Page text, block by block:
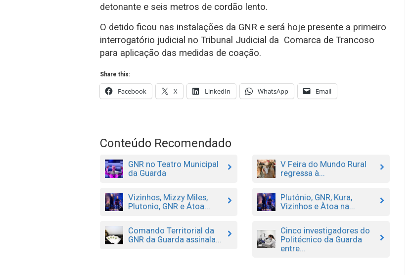
detonante e seis metros de cordão lento.
O detido ficou nas instalações da GNR e será hoje presente a primeiro
interrogatório judicial no Tribunal Judicial da Comarca de Trancoso
para aplicação das medidas de coação.
Share this:
Facebook X LinkedIn WhatsApp Email
Conteúdo Recomendado
GNR no Teatro Municipal
da Guarda
V Feira do Mundo Rural
regressa à...
Vizinhos, Mizzy Miles,
Plutonio, GNR e Átoa...
Plutónio, GNR, Kura,
Vizinhos e Àtoa na...
Comando Territorial da
GNR da Guarda assinala...
Cinco investigadores do
Politécnico da Guarda
entre...